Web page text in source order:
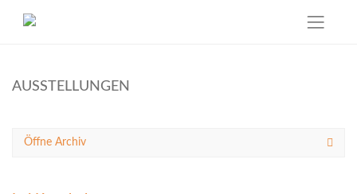
AUSSTELLUNGEN
Öffne Archiv